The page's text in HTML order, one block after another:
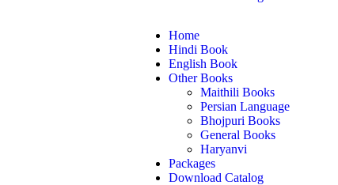
Home
Hindi Book
English Book
Other Books
Maithili Books
Persian Language
Bhojpuri Books
General Books
Haryanvi
Packages
Download Catalog